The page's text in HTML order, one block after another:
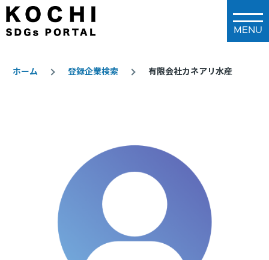
メインコンテンツに移動
ホーム 登録企業検索 有限会社カネアリ水産